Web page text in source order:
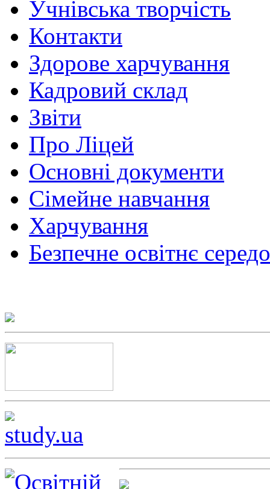
Учнівська творчість
Контакти
Здорове харчування
Кадровий склад
Звіти
Про Ліцей
Основні документи
Сімейне навчання
Харчування
Безпечне освітнє